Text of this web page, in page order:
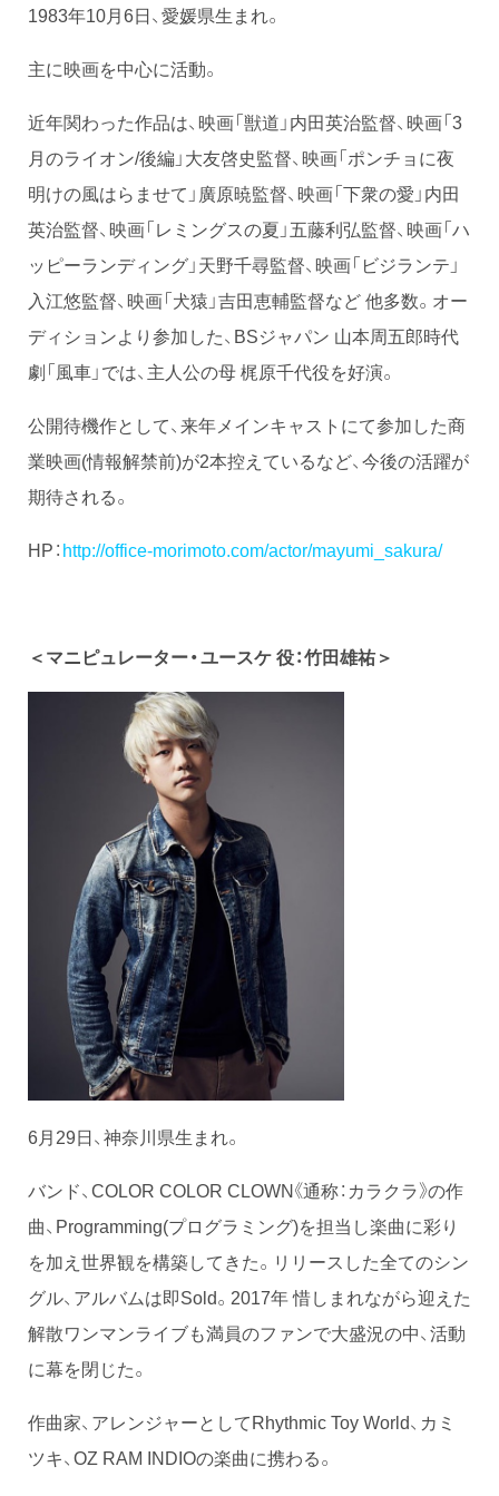
1983年10月6日、愛媛県生まれ。
主に映画を中心に活動。
近年関わった作品は、映画「獣道」内田英治監督、映画「3
月のライオン/後編」大友啓史監督、映画「ポンチョに夜
明けの風はらませて」廣原暁監督、映画「下衆の愛」内田
英治監督、映画「レミングスの夏」五藤利弘監督、映画「ハ
ッピーランディング」天野千尋監督、映画「ビジランテ」
入江悠監督、映画「犬猿」吉田恵輔監督など 他多数。オー
ディションより参加した、BSジャパン 山本周五郎時代
劇「風車」では、主人公の母 梶原千代役を好演。
公開待機作として、来年メインキャストにて参加した商
業映画(情報解禁前)が2本控えているなど、今後の活躍が
期待される。
HP：http://office-morimoto.com/actor/mayumi_sakura/
＜マニピュレーター・ユースケ 役：竹田雄祐＞
6月29日、神奈川県生まれ。
バンド、COLOR COLOR CLOWN《通称：カラクラ》の作
曲、Programming(プログラミング)を担当し楽曲に彩り
を加え世界観を構築してきた。リリースした全てのシン
グル、アルバムは即Sold。2017年 惜しまれながら迎えた
解散ワンマンライブも満員のファンで大盛況の中、活動
に幕を閉じた。
作曲家、アレンジャーとしてRhythmic Toy World、カミ
ツキ、OZ RAM INDIOの楽曲に携わる。